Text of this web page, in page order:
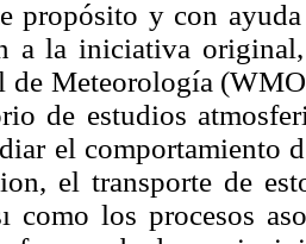
propósito y con
a la iniciativa
de Meteorología
de estudios
el comportamiento
el transporte de
como los procesos